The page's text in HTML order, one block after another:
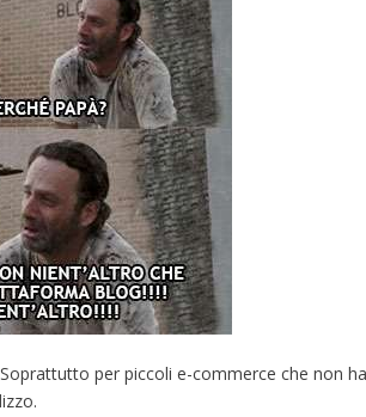
per piccoli e-commerce che non